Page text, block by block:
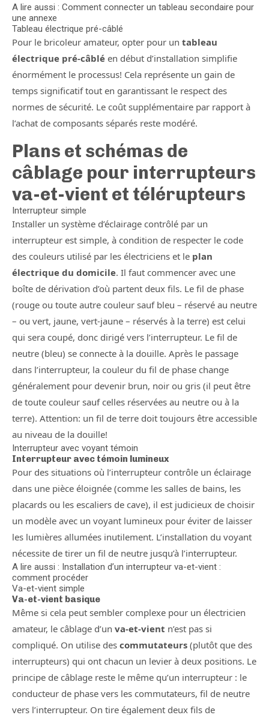
A lire aussi : Comment connecter un tableau secondaire pour
une annexe
Tableau électrique pré-câblé
Pour le bricoleur amateur, opter pour un tableau
électrique pré-câblé en début d’installation simplifie
énormément le processus! Cela représente un gain de
temps significatif tout en garantissant le respect des
normes de sécurité. Le coût supplémentaire par rapport à
l’achat de composants séparés reste modéré.
Plans et schémas de
câblage pour interrupteurs
va-et-vient et télérupteurs
Interrupteur simple
Installer un système d’éclairage contrôlé par un
interrupteur est simple, à condition de respecter le code
des couleurs utilisé par les électriciens et le plan
électrique du domicile. Il faut commencer avec une
boîte de dérivation d’où partent deux fils. Le fil de phase
(rouge ou toute autre couleur sauf bleu – réservé au neutre
– ou vert, jaune, vert-jaune – réservés à la terre) est celui
qui sera coupé, donc dirigé vers l’interrupteur. Le fil de
neutre (bleu) se connecte à la douille. Après le passage
dans l’interrupteur, la couleur du fil de phase change
généralement pour devenir brun, noir ou gris (il peut être
de toute couleur sauf celles réservées au neutre ou à la
terre). Attention: un fil de terre doit toujours être accessible
au niveau de la douille!
Interrupteur avec voyant témoin
Interrupteur avec témoin lumineux
Pour des situations où l’interrupteur contrôle un éclairage
dans une pièce éloignée (comme les salles de bains, les
placards ou les escaliers de cave), il est judicieux de choisir
un modèle avec un voyant lumineux pour éviter de laisser
les lumières allumées inutilement. L’installation du voyant
nécessite de tirer un fil de neutre jusqu’à l’interrupteur.
A lire aussi : Installation d’un interrupteur va-et-vient :
comment procéder
Va-et-vient simple
Va-et-vient basique
Même si cela peut sembler complexe pour un électricien
amateur, le câblage d’un va-et-vient n’est pas si
compliqué. On utilise des commutateurs (plutôt que des
interrupteurs) qui ont chacun un levier à deux positions. Le
principe de câblage reste le même qu’un interrupteur : le
conducteur de phase vers les commutateurs, fil de neutre
vers l’interrupteur. On tire également deux fils de